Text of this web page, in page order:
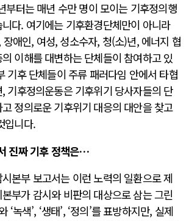
부터는 매년 수만 명이 모이는 기후정의행
다. 여기에는 기후환경단체만이 아니라
애인, 여성, 성소수자, 청(소)년, 에너지 협
이해를 대변하는 단체들이 참여하고 있
기후 단체들이 주류 패러다임 안에서 타협
기후정의운동은 기후위기 당사자들의 단
정의로운 기후위기 대응의 대안을 찾고
입니다.
진짜 기후 정책은…
본부 보고서는 이런 노력의 일환으로 제
부가 감시와 비판의 대상으로 삼는 그린
‘녹색’, ‘생태’, ‘정의’를 표방하지만, 실제